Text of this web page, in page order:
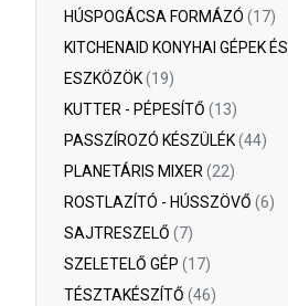
HÚSPOGÁCSA FORMÁZÓ (17)
KITCHENAID KONYHAI GÉPEK ÉS
ESZKÖZÖK(19)
KUTTER - PÉPESÍTŐ (13)
PASSZÍROZÓ KÉSZÜLÉK(44)
PLANETÁRIS MIXER (22)
ROSTLAZÍTÓ - HÚSSZÖVŐ (6)
SAJTRESZELŐ (7)
SZELETELŐ GÉP (17)
TÉSZTAKÉSZÍTŐ (46)